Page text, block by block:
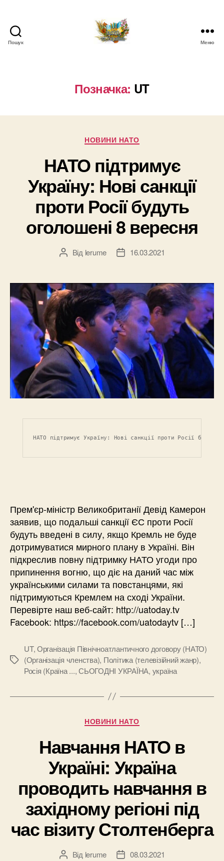
Пошук
Новини
про
в
Меню
Позначка: UT
Категорії
НОВИНИ НАТО
НАТО підтримує
Україну: Нові санкції
проти Росії будуть
оголошені 8 вересня
Автор
Від lerume
Дата16.03.2021
НАТО підтримує Україну: Нові санкції проти Росії будуть
Прем'єр-міністр Великобританії Девід Камерон
заявив, що подальші санкції ЄС проти Росії
будуть введені в силу, якщо Кремль не буде
дотримуватися мирного плану в Україні. Він
підкреслив повну підтримку НАТО угоди про
припинення вогню, що діє на даний час між
українськими силами та повстанцями, які
підтримуються Кремлем на сході України.
Перевірте наш веб-сайт: http://uatoday.tv
Facebook: https://facebook.com/uatodaytv […]
Позначки
UT,Організація Північноатлантичного договору (НАТО)
(Організація членства), Політика (телевізійний жанр),
Росія (Країна ...,СЬОГОДНІ УКРАЇНА, україна
Категорії
НОВИНИ НАТО
Навчання НАТО в
Україні: Україна
проводить навчання в
західному регіоні під
час візиту Столтенберга
Автор
Від lerume
Дата08.03.2021